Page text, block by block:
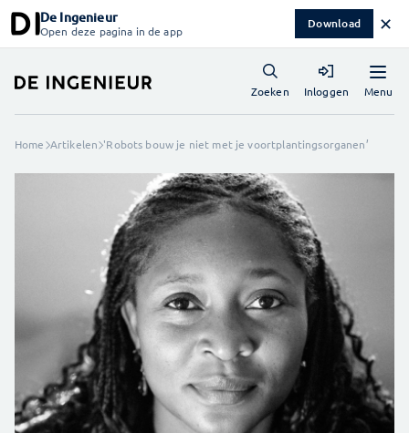
De Ingenieur
Open deze pagina in de app Download ✕
Menu
Zoeken Inloggen
Home Artikelen 'Robots bouw je niet met je voortplantingsorganen’